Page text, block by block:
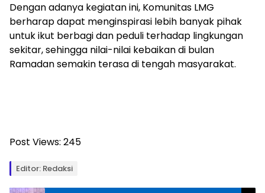
Dengan adanya kegiatan ini, Komunitas LMG
berharap dapat menginspirasi lebih banyak pihak
untuk ikut berbagi dan peduli terhadap lingkungan
sekitar, sehingga nilai-nilai kebaikan di bulan
Ramadan semakin terasa di tengah masyarakat.
Post Views: 245
Editor: Redaksi